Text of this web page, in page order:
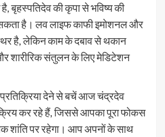
बृहस्पतिदेव की कृपा से भविष्य की
है। लव लाइफ काफी इमोशनल और
है, लेकिन काम के दबाव से थकान
शारीरिक संतुलन के लिए मेडिटेशन
प्रतिक्रिया देने से बचें आज चंद्रदेव
कर रहे हैं, जिससे आपका पूरा फोकस
शांति पर रहेगा। आप अपनों के साथ